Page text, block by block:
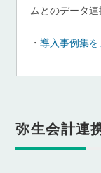
ムとのデータ連
・ 導入事例集
弥生会計連